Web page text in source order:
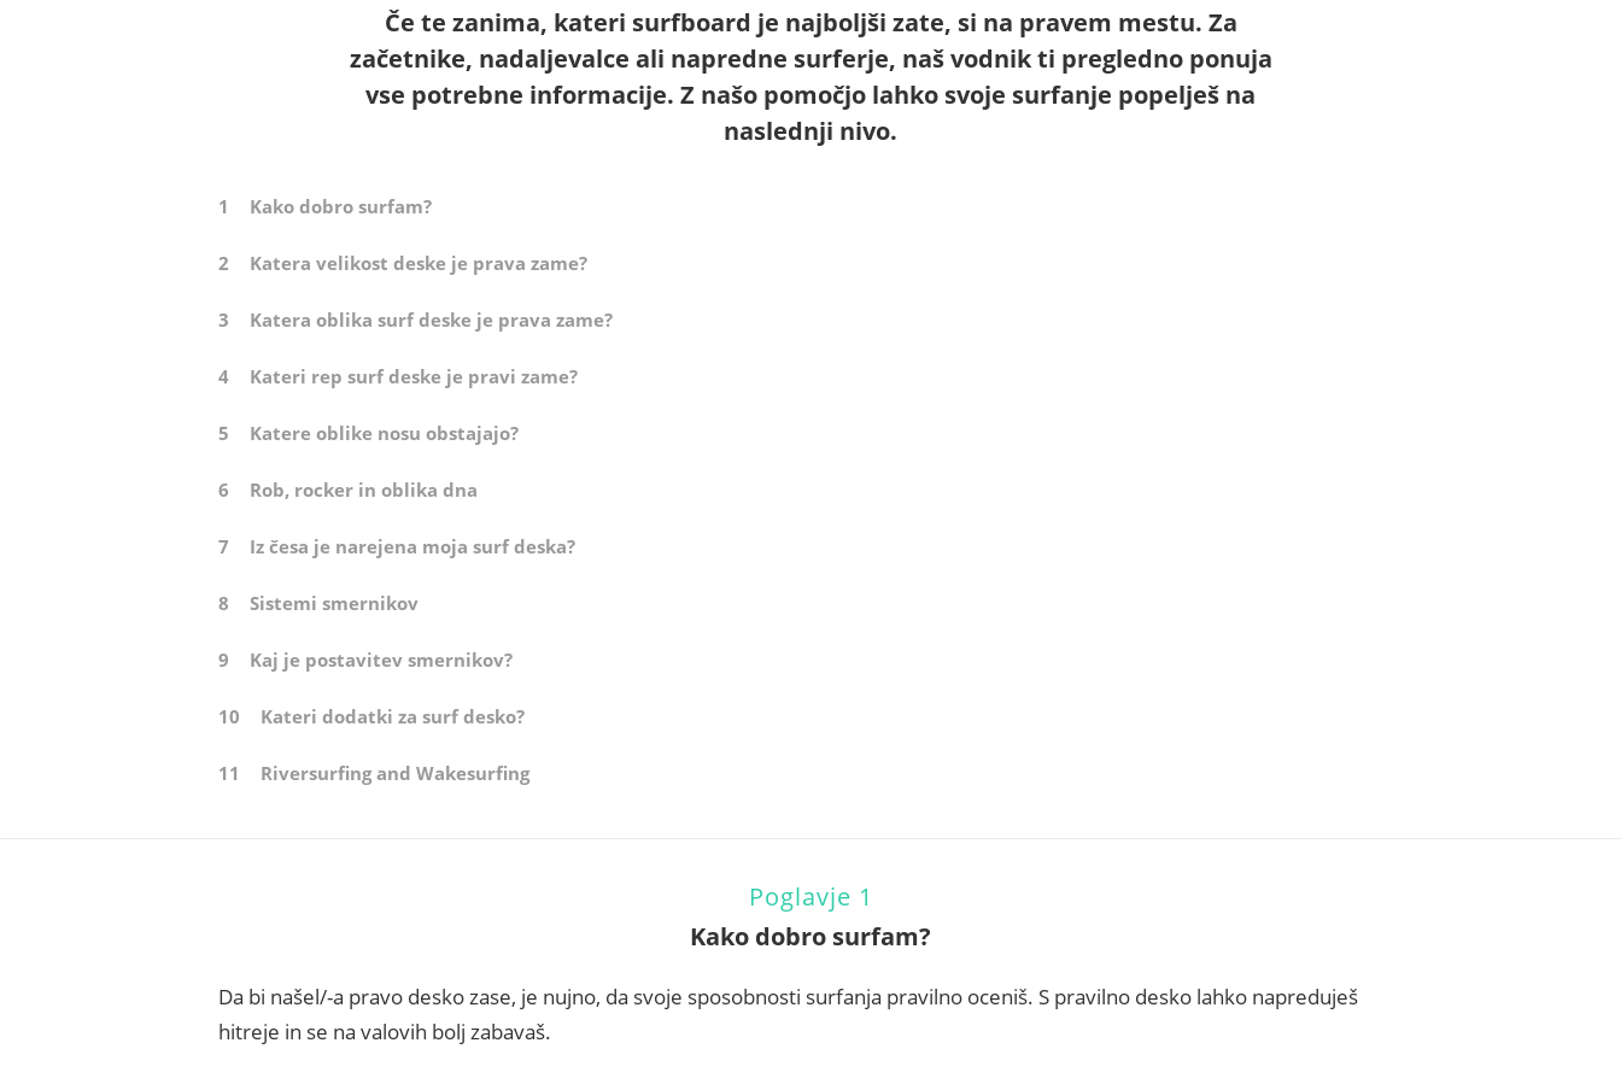
Če te zanima, kateri surfboard je najboljši zate, si na pravem mestu. Za
začetnike, nadaljevalce ali napredne surferje, naš vodnik ti pregledno ponuja
vse potrebne informacije. Z našo pomočjo lahko svoje surfanje popelješ na
naslednji nivo.
1 Kako dobro surfam?
2 Katera velikost deske je prava zame?
3 Katera oblika surf deske je prava zame?
4 Kateri rep surf deske je pravi zame?
5 Katere oblike nosu obstajajo?
6 Rob, rocker in oblika dna
7 Iz česa je narejena moja surf deska?
8 Sistemi smernikov
9 Kaj je postavitev smernikov?
10 Kateri dodatki za surf desko?
11 Riversurfing and Wakesurfing
Poglavje 1
Kako dobro surfam?
Da bi našel/-a pravo desko zase, je nujno, da svoje sposobnosti surfanja pravilno oceniš. S pravilno desko lahko napreduješ
hitreje in se na valovih bolj zabavaš.